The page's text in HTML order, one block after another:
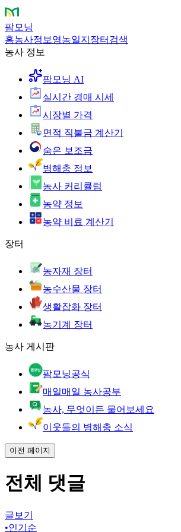
팜모닝
홈농사정보 영농일지 장터 검색
농사 정보
팜모닝 AI
실시간 경매 시세
시장별 가격
면적 직불금 계산기
숨은 보조금
병해충 정보
농사 커리큘럼
농약 정보
농약 비료 계산기
장터
농자재 장터
농수산물 장터
생활잡화 장터
농기계 장터
농사 게시판
팜모닝공식
매일매일 농사공부
농사, 무엇이든 물어보세요
이웃들의 병해충 소식
이전 페이지
전체 댓글
글보기
•인기순